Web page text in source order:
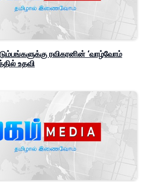
ரவிகரனின் ‘வாழ்வோம்
உதவி